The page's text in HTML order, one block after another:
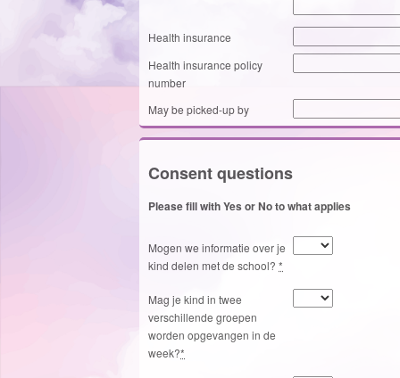
Health insurance
Health insurance policy
number
May be picked-up by
Consent questions
Please fill with Yes or No to what applies
Mogen we informatie over je
kind delen met de school?*
Mag je kind in twee
verschillende groepen
worden opgevangen in de
week?*